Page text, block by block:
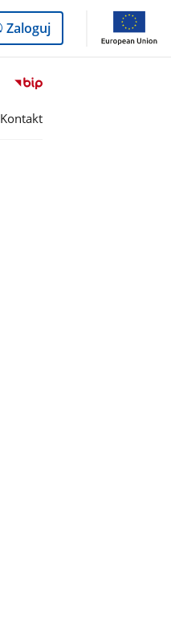
Logowanie
do
Zaloguj
Przejdź
serwisu
Kontakt